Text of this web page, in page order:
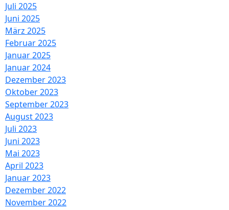
Juli 2025
Juni 2025
März 2025
Februar 2025
Januar 2025
Januar 2024
Dezember 2023
Oktober 2023
September 2023
August 2023
Juli 2023
Juni 2023
Mai 2023
April 2023
Januar 2023
Dezember 2022
November 2022